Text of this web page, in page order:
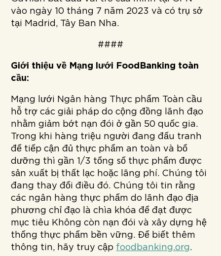
vào ngày 10 tháng 7 năm 2023 và có trụ sở
tại Madrid, Tây Ban Nha.
####
Giới thiệu về Mạng lưới FoodBanking toàn
cầu:
Mạng lưới Ngân hàng Thực phẩm Toàn cầu
hỗ trợ các giải pháp do cộng đồng lãnh đạo
nhằm giảm bớt nạn đói ở gần 50 quốc gia.
Trong khi hàng triệu người đang đấu tranh
để tiếp cận đủ thực phẩm an toàn và bổ
dưỡng thì gần 1/3 tổng số thực phẩm được
sản xuất bị thất lạc hoặc lãng phí. Chúng tôi
đang thay đổi điều đó. Chúng tôi tin rằng
các ngân hàng thực phẩm do lãnh đạo địa
phương chỉ đạo là chìa khóa để đạt được
mục tiêu Không còn nạn đói và xây dựng hệ
thống thực phẩm bền vững. Để biết thêm
thông tin, hãy truy cập foodbanking.org.